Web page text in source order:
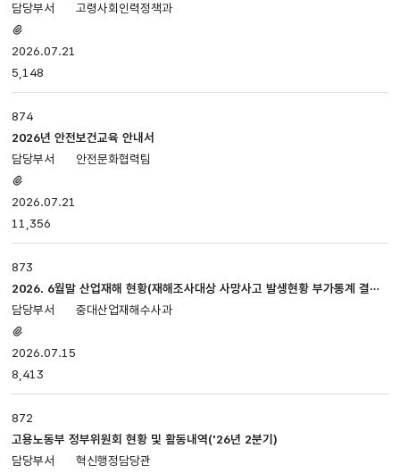
고령사회인력정책과
있음
2026.07.21
5,148
874
2026년 안전보건교육 안내서
안전문화협력팀
있음
2026.07.21
11,356
873
2026. 6월말 산업재해 현황(재해조사대상 사망사고 발생현황 부가통계 결과
(잠정))
중대산업재해수사과
있음
2026.07.15
8,413
872
고용노동부 정부위원회 현황 및 활동내역('26년 2분기)
혁신행정담당관